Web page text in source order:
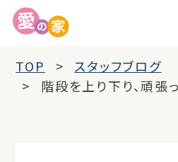
TOP
スタッフブログ
階段を上り下り、頑張